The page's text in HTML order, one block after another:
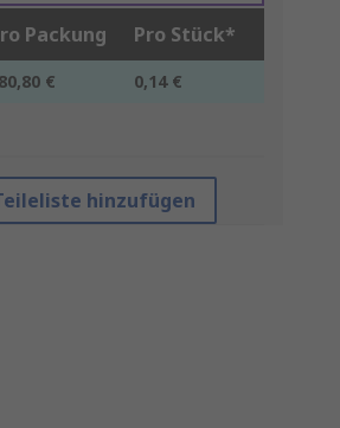
Packung Pro Stück*
€ 0,14 €
hinzufügen